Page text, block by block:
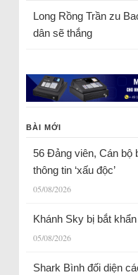
Long Rồng Trầnzu
dân sẽ thắng
BÀI MỚI
56 Đảng viên, Cán bộ
thông tin ‘xấu độc’
05/08/2026
Khánh Sky bị bắt
05/08/2026
Shark Bình đối diện